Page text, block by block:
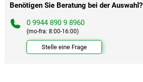
Benötigen Sie Beratung bei der Auswahl?
0 9944 890 9 8960
(mo-fra: 8:00-16:00)
Stelle eine Frage